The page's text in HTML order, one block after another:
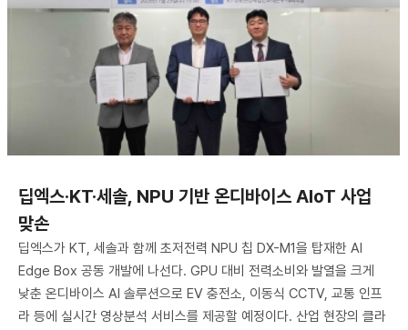
딥엑스·KT·세솔, NPU 기반 온디바이스 AIoT 사업
맞손
딥엑스가 KT, 세솔과 함께 초저전력 NPU 칩 DX-M1을 탑재한 AI
Edge Box 공동 개발에 나선다. GPU 대비 전력소비와 발열을 크게
낮춘 온디바이스 AI 솔루션으로 EV 충전소, 이동식 CCTV, 교통 인프
라 등에 실시간 영상분석 서비스를 제공할 예정이다. 산업 현장의 클라